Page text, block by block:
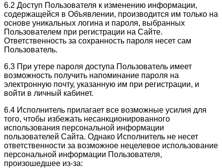
6.2 Доступ Пользователя к изменению информации,
содержащейся в Объявлении, производится им только на
основе уникальных логина и пароля, выбранных
Пользователем при регистрации на Сайте.
Ответственность за сохранность пароля несет сам
Пользователь.
6.3 При утере пароля доступа Пользователь имеет
возможность получить напоминание пароля на
электронную почту, указанную им при регистрации, и
войти в личный кабинет.
6.4 Исполнитель прилагает все возможные усилия для
того, чтобы избежать несанкционированного
использования персональной информации
пользователей Сайта. Однако Исполнитель не несет
ответственности за возможное нецелевое использование
персональной информации Пользователя,
произошедшее из-за: